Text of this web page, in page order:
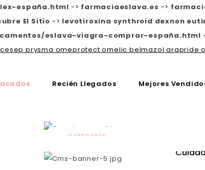
españa.html -> farmaciaeslava.es ->
El Sitio -> levotiroxina synthroid dexnon
eslava-viagra-comprar-españa.html
prysma omeprotect omelic belmazol arapride
Recién Llegados Mejores
CATEGORÍA